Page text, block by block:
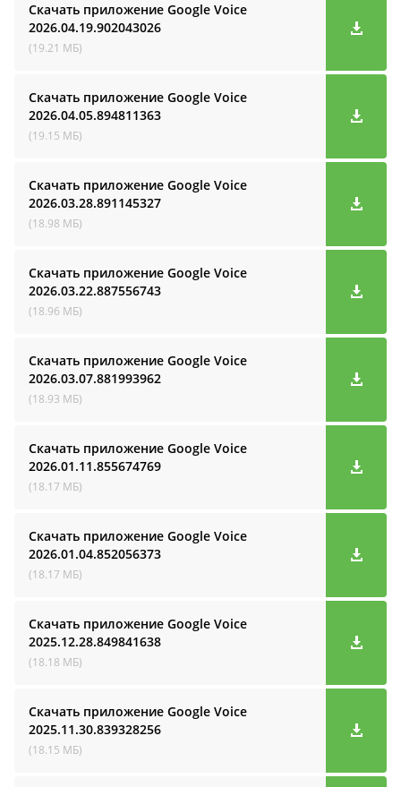
Скачать приложение Google Voice
2026.04.19.902043026
(19.21 МБ)
Скачать приложение Google Voice
2026.04.05.894811363
(19.15 МБ)
Скачать приложение Google Voice
2026.03.28.891145327
(18.98 МБ)
Скачать приложение Google Voice
2026.03.22.887556743
(18.96 МБ)
Скачать приложение Google Voice
2026.03.07.881993962
(18.93 МБ)
Скачать приложение Google Voice
2026.01.11.855674769
(18.17 МБ)
Скачать приложение Google Voice
2026.01.04.852056373
(18.17 МБ)
Скачать приложение Google Voice
2025.12.28.849841638
(18.18 МБ)
Скачать приложение Google Voice
2025.11.30.839328256
(18.15 МБ)